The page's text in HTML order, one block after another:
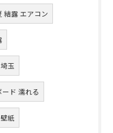
結露 エアコン
玉
ド 濡れる
紙